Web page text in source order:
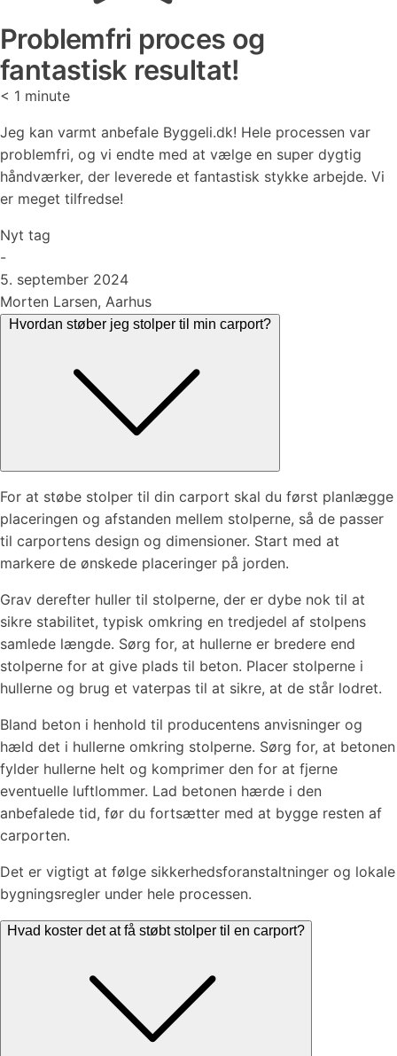
Problemfri proces og
fantastisk resultat!
< 1 minute
Jeg kan varmt anbefale Byggeli.dk! Hele processen var
problemfri, og vi endte med at vælge en super dygtig
håndværker, der leverede et fantastisk stykke arbejde. Vi
er meget tilfredse!
Nyt tag
-
5. september 2024
Morten Larsen, Aarhus
Hvordan støber jeg stolper til min carport?
For at støbe stolper til din carport skal du først planlægge
placeringen og afstanden mellem stolperne, så de passer
til carportens design og dimensioner. Start med at
markere de ønskede placeringer på jorden.
Grav derefter huller til stolperne, der er dybe nok til at
sikre stabilitet, typisk omkring en tredjedel af stolpens
samlede længde. Sørg for, at hullerne er bredere end
stolperne for at give plads til beton. Placer stolperne i
hullerne og brug et vaterpas til at sikre, at de står lodret.
Bland beton i henhold til producentens anvisninger og
hæld det i hullerne omkring stolperne. Sørg for, at betonen
fylder hullerne helt og komprimer den for at fjerne
eventuelle luftlommer. Lad betonen hærde i den
anbefalede tid, før du fortsætter med at bygge resten af
carporten.
Det er vigtigt at følge sikkerhedsforanstaltninger og lokale
bygningsregler under hele processen.
Hvad koster det at få støbt stolper til en carport?